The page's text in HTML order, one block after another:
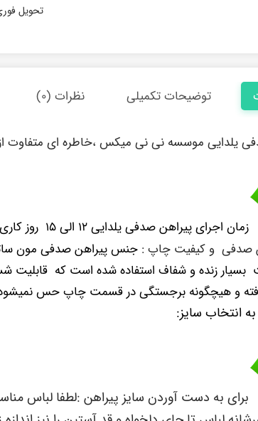
تحویل
توضیحات تکمیلی نظرات (۰)
یلدایی موسسه نی نی میکس ،خاطره ای متفاوت از
زمان اجرای پیراهن صدفی یلدایی ۱۲ الی ۱۵ روز کاری می باشد .
صدفی و کیفیت چاپ : جنس پیراهن صدفی مون
بسیار زنده و شفاف استفاده شده است که قابلیت
رفته و هیچگونه برجستگی در قسمت چاپ حس
انتخاب سایز:
برای به دست آوردن سایز پیراهن :لطفا لباس